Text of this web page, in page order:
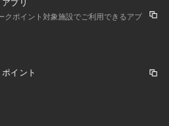
事項】
解、ご了承の上、お買い求めくだ
す。
プリ
クポイント対象施設でご利用できるアプ
イント